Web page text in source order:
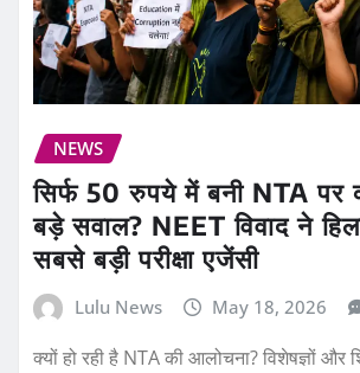
NEWS
सिर्फ 50 रुपये में बनी NTA पर
बड़े सवाल? NEET विवाद ने
सबसे बड़ी परीक्षा एजेंसी
Lulu News May 18, 2026
क्यों हो रही है NTA की आलोचना? विशेषज्ञों और